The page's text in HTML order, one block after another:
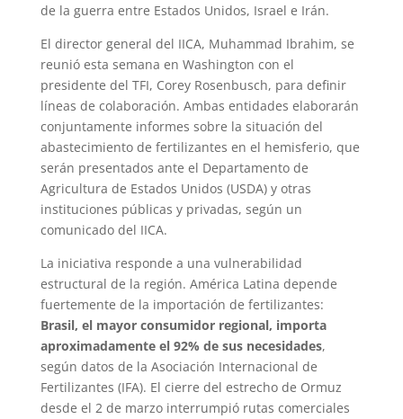
de la guerra entre Estados Unidos, Israel e Irán.
El director general del IICA, Muhammad Ibrahim, se
reunió esta semana en Washington con el
presidente del TFI, Corey Rosenbusch, para definir
líneas de colaboración. Ambas entidades elaborarán
conjuntamente informes sobre la situación del
abastecimiento de fertilizantes en el hemisferio, que
serán presentados ante el Departamento de
Agricultura de Estados Unidos (USDA) y otras
instituciones públicas y privadas, según un
comunicado del IICA.
La iniciativa responde a una vulnerabilidad
estructural de la región. América Latina depende
fuertemente de la importación de fertilizantes:
Brasil, el mayor consumidor regional, importa
aproximadamente el 92% de sus necesidades,
según datos de la Asociación Internacional de
Fertilizantes (IFA). El cierre del estrecho de Ormuz
desde el 2 de marzo interrumpió rutas comerciales